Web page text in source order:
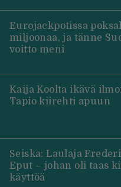
Eurojackpotissa
miljoonaa, ja tänne
voitto meni
Kaija Koolta ikävä
Tapio kiirehti apuun
Seiska: Laulaja
Eput – johan oli taas
käyttöä